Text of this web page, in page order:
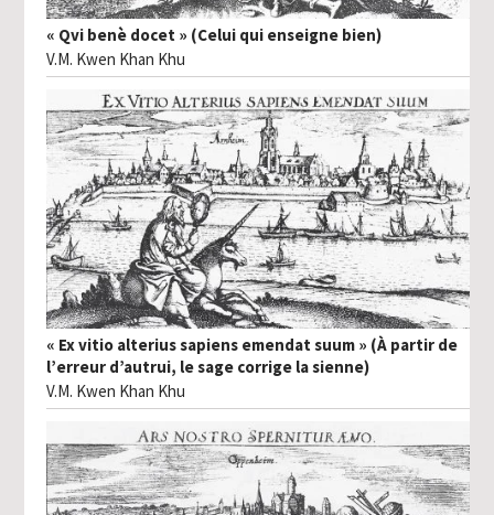
« Qvi benè docet » (Celui qui enseigne bien)
V.M. Kwen Khan Khu
« Ex vitio alterius sapiens emendat suum » (À partir de
l’erreur d’autrui, le sage corrige la sienne)
V.M. Kwen Khan Khu